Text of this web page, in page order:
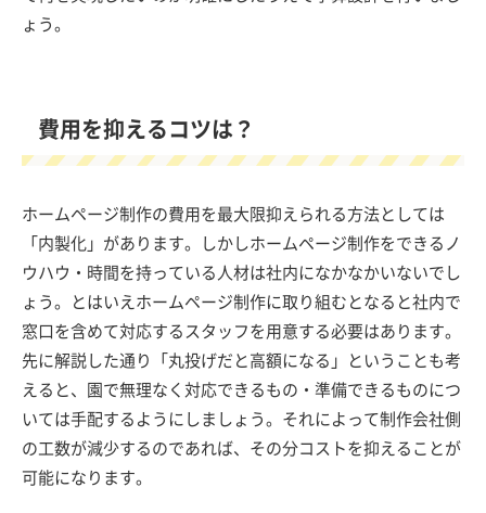
ょう。
費用を抑えるコツは？
ホームページ制作の費用を最大限抑えられる方法としては
「内製化」があります。しかしホームページ制作をできるノ
ウハウ・時間を持っている人材は社内になかなかいないでし
ょう。とはいえホームページ制作に取り組むとなると社内で
窓口を含めて対応するスタッフを用意する必要はあります。
先に解説した通り「丸投げだと高額になる」ということも考
えると、園で無理なく対応できるもの・準備できるものにつ
いては手配するようにしましょう。それによって制作会社側
の工数が減少するのであれば、その分コストを抑えることが
可能になります。